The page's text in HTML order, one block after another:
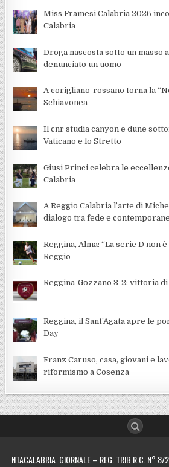
Miss Framesi Calabria 2026
Calabria
Droga nascosta sotto un masso
denunciato un uomo
A corigliano-rossano torna la
Schiavonea
Il cnr studia canyon e dune
Vaticano e lo Stretto
Giusi Princi celebra le
Calabria
A Reggio Calabria l’arte di
dialogo tra fede e
Reggina, Alma: “La serie D non
Reggio
Reggina-Gozzano 3-2: vittoria
Reggina, il Sant’Agata apre le
Day
Franz Caruso, casa, giovani e
riformismo a Cosenza
NTACALABRIA GIORNALE – REG. TRIB R.C. N° 8/